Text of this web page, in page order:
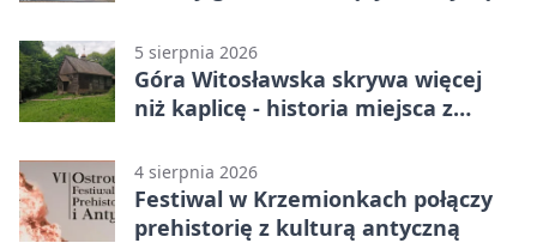
5 sierpnia 2026
Góra Witosławska skrywa więcej
niż kaplicę - historia miejsca z
4 sierpnia 2026
Festiwal w Krzemionkach połączy
prehistorię z kulturą antyczną